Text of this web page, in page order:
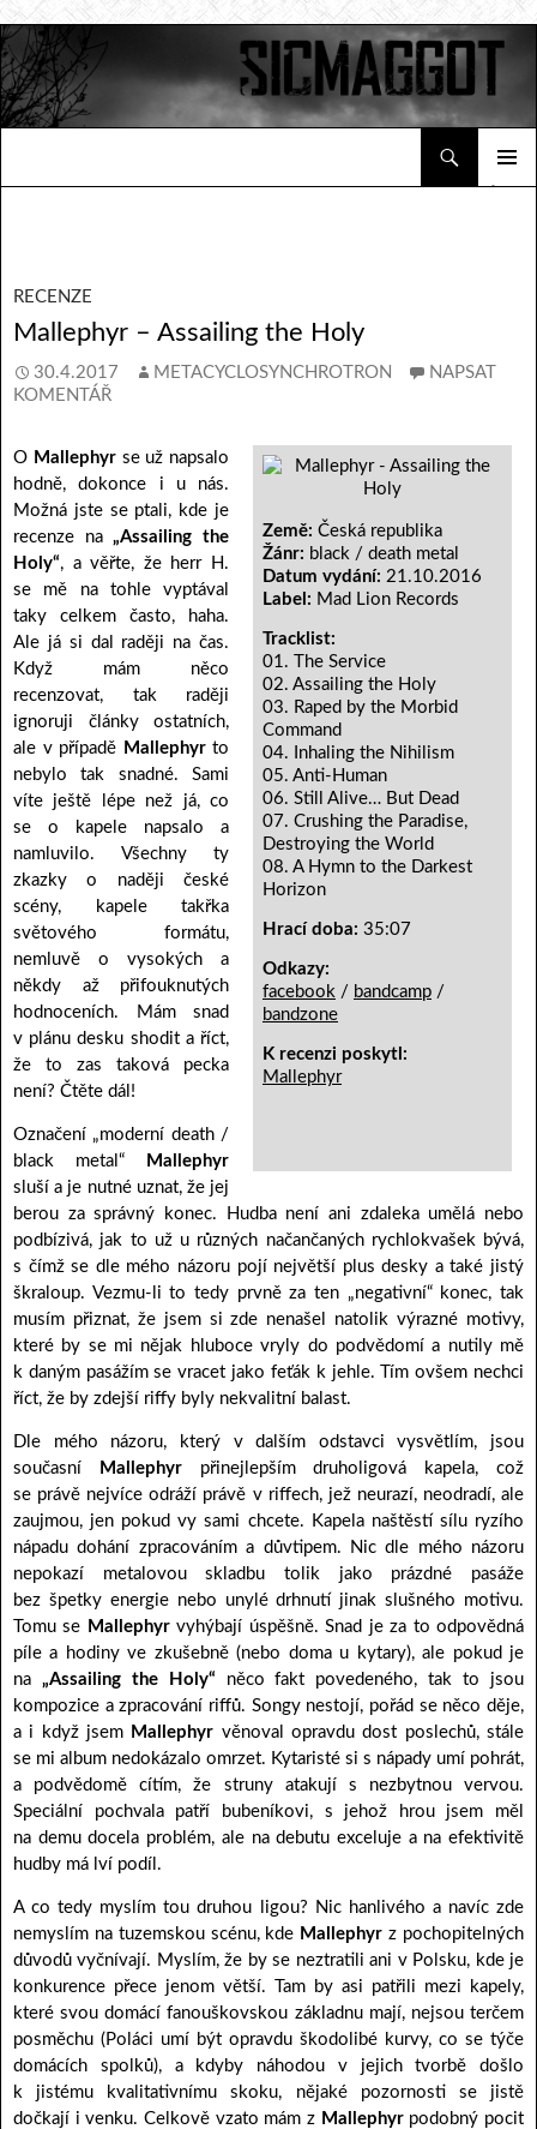
RECENZE
Mallephyr – Assailing the Holy
30.4.2017 METACYCLOSYNCHROTRON
NAPSAT
KOMENTÁŘ
Země: Česká republika
Žánr: black / death metal
Datum vydání: 21.10.2016
Label: Mad Lion Records
Tracklist:
01. The Service
02. Assailing the Holy
03. Raped by the Morbid
Command
04. Inhaling the Nihilism
05. Anti-Human
06. Still Alive… But Dead
07. Crushing the Paradise,
Destroying the World
08. A Hymn to the Darkest
Horizon
Hrací doba: 35:07
Odkazy:
facebook / bandcamp /
bandzone
K recenzi poskytl:
Mallephyr
O Mallephyrse už napsalo
hodně, dokonce i u nás.
Možná jste se ptali, kde je
recenze na„Assailing the
Holy“, a věřte, že herr H.
se mě na tohle vyptával
taky celkem často, haha.
Ale já si dal raději na čas.
Když mám něco
recenzovat, tak raději
ignoruji články ostatních,
ale v případě Mallephyrto
nebylo tak snadné. Sami
víte ještě lépe než já, co
se o kapele napsalo a
namluvilo. Všechny ty
zkazky o naději české
scény, kapele takřka
světového formátu,
nemluvě o vysokých a
někdy až přifouknutých
hodnoceních. Mám snad
v plánu desku shodit a říct,
že to zas taková pecka
není? Čtěte dál!
Označení „moderní death /
black metal“
Mallephyr
sluší a je nutné uznat, že jej
berou za správný konec. Hudba není ani zdaleka umělá nebo
podbízivá, jak to už u různých načančaných rychlokvašek bývá,
s čímž se dle mého názoru pojí největší plus desky a také jistý
škraloup. Vezmu-li to tedy prvně za ten „negativní“ konec, tak
musím přiznat, že jsem si zde nenašel natolik výrazné motivy,
které by se mi nějak hluboce vryly do podvědomí a nutily mě
k daným pasážím se vracet jako feťák k jehle. Tím ovšem nechci
říct, že by zdejší riffy byly nekvalitní balast.
Dle mého názoru, který v dalším odstavci vysvětlím, jsou
současní
Mallephyrpřinejlepším druholigová kapela, což
se právě nejvíce odráží právě v riffech, jež neurazí, neodradí, ale
zaujmou, jen pokud vy sami chcete. Kapela naštěstí sílu ryzího
nápadu dohání zpracováním a důvtipem. Nic dle mého názoru
nepokazí metalovou skladbu tolik jako prázdné pasáže
bez špetky energie nebo unylé drhnutí jinak slušného motivu.
Tomu se Mallephyrvyhýbají úspěšně. Snad je za to odpovědná
píle a hodiny ve zkušebně (nebo doma u kytary), ale pokud je
na „Assailing the Holy“ něco fakt povedeného, tak to jsou
kompozice a zpracování riffů. Songy nestojí, pořád se něco děje,
a i když jsem Mallephyr věnoval opravdu dost poslechů, stále
se mi album nedokázalo omrzet. Kytaristé si s nápady umí pohrát,
a podvědomě cítím, že struny atakují s nezbytnou vervou.
Speciální pochvala patří bubeníkovi, s jehož hrou jsem měl
na demu docela problém, ale na debutu exceluje a na efektivitě
hudby má lví podíl.
A co tedy myslím tou druhou ligou? Nic hanlivého a navíc zde
nemyslím na tuzemskou scénu, kde Mallephyr z pochopitelných
důvodů vyčnívají. Myslím, že by se neztratili ani v Polsku, kde je
konkurence přece jenom větší. Tam by asi patřili mezi kapely,
které svou domácí fanouškovskou základnu mají, nejsou terčem
posměchu (Poláci umí být opravdu škodolibé kurvy, co se týče
domácích spolků), a kdyby náhodou v jejich tvorbě došlo
k jistému kvalitativnímu skoku, nějaké pozornosti se jistě
dočkají i venku. Celkově vzato mám z Mallephyrpodobný pocit